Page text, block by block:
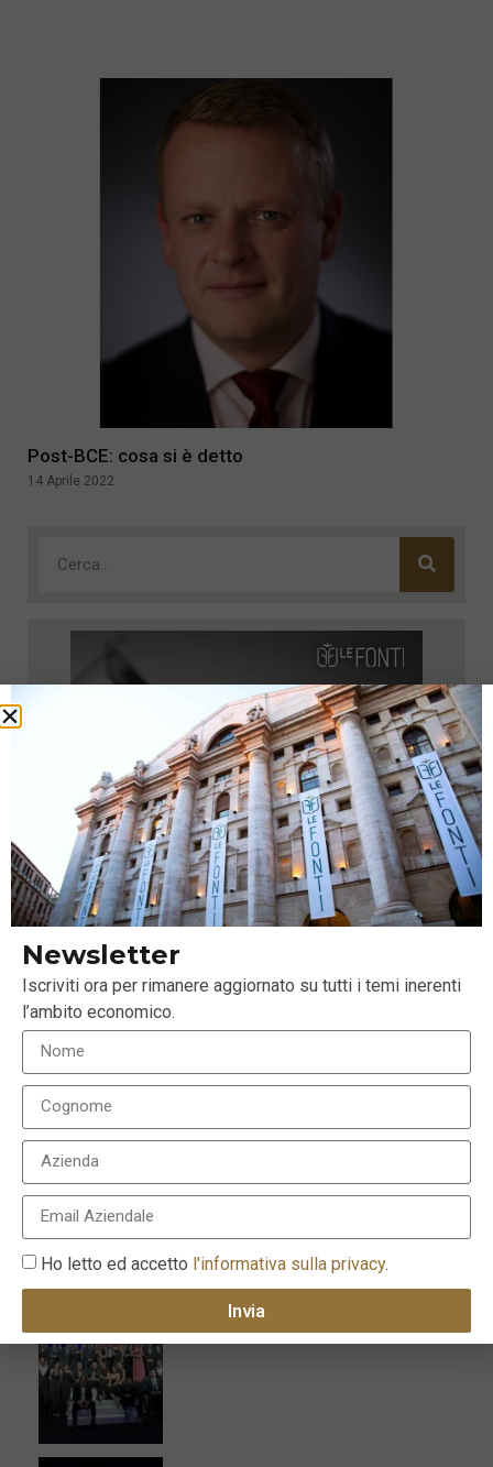
Post-BCE: cosa si è detto
14 Aprile 2022
I più recenti
Milano celebra l’eccellenza con la XVI
edizione dei Le Fonti Awards il 25 giugno
Newsletter
Iscriviti ora per rimanere aggiornato su tutti i temi inerenti
l’ambito economico.
Ho letto ed accetto l'informativa sulla privacy.
Invia